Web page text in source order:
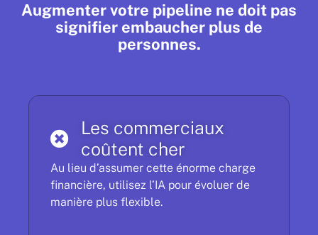
Augmenter votre pipeline ne doit pas
signifier embaucher plus de
personnes.
Les commerciaux
coûtent cher
Au lieu d’assumer cette énorme charge
financière, utilisez l’IA pour évoluer de
manière plus flexible.